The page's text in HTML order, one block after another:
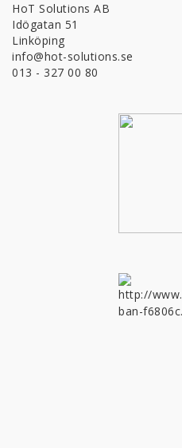
HoT Solutions AB
Idögatan 51
Linköping
info@hot-solutions.se
013 - 327 00 80